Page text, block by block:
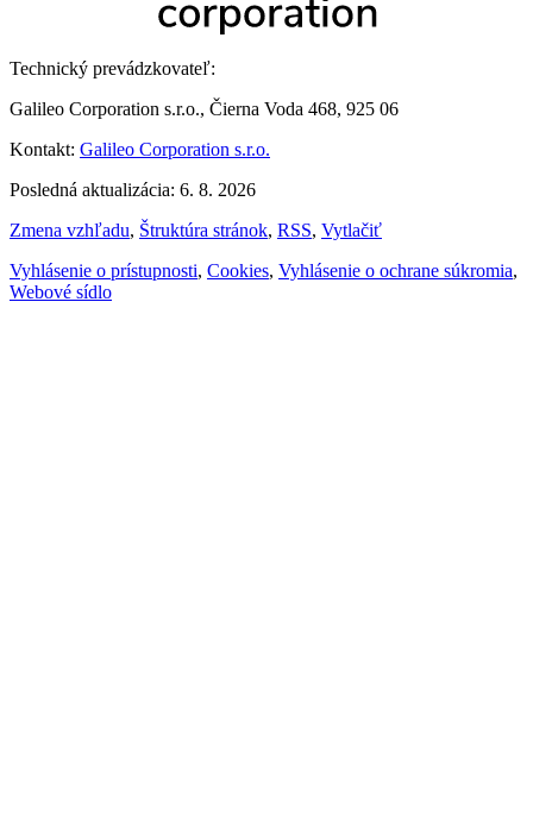
Technický prevádzkovateľ:
Galileo Corporation s.r.o., Čierna Voda 468, 925 06
Kontakt: Galileo Corporation s.r.o.
Posledná aktualizácia: 6. 8. 2026
Zmena vzhľadu, Štruktúra stránok, RSS, Vytlačiť
Vyhlásenie o prístupnosti, Cookies, Vyhlásenie o ochrane súkromia,
Webové sídlo